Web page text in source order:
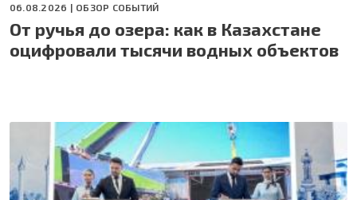
06.08.2026 | ОБЗОР СОБЫТИЙ
От ручья до озера: как в Казахстане
оцифровали тысячи водных объектов